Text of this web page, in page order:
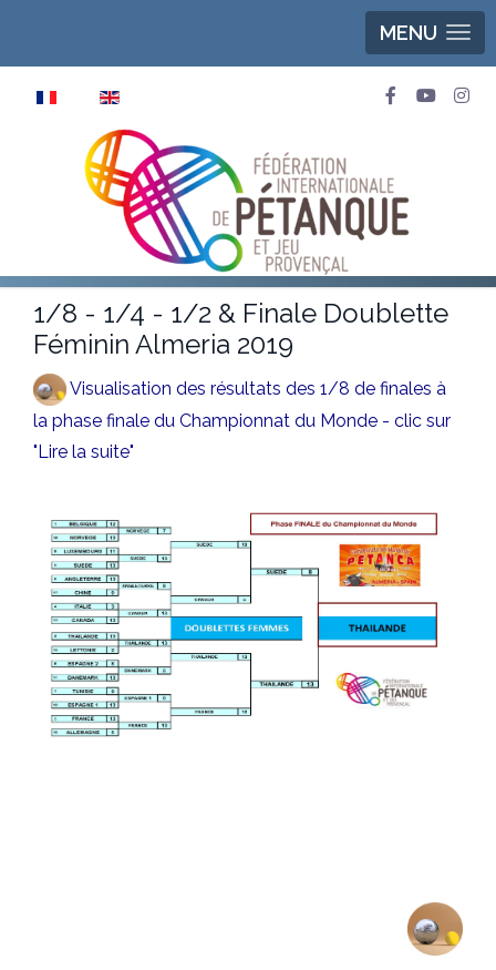
MENU
1/8 - 1/4 - 1/2 & Finale Doublette
Féminin Almeria 2019
Visualisation des résultats des 1/8 de finales à
la phase finale du Championnat du Monde - clic sur
"Lire la suite"